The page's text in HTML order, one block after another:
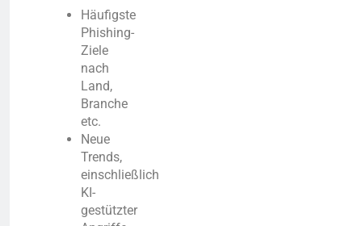
Häufigste
Phishing-
Ziele
nach
Land,
Branche
etc.
Neue
Trends,
einschließlich
KI-
gestützter